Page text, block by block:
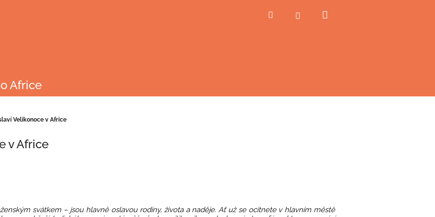
Hledat Přihlášení
Africe
Velikonoce v Africe
v Africe
svátkem – jsou hlavně oslavou rodiny, života a naděje. Ať už se ocitnete v hlavním městě